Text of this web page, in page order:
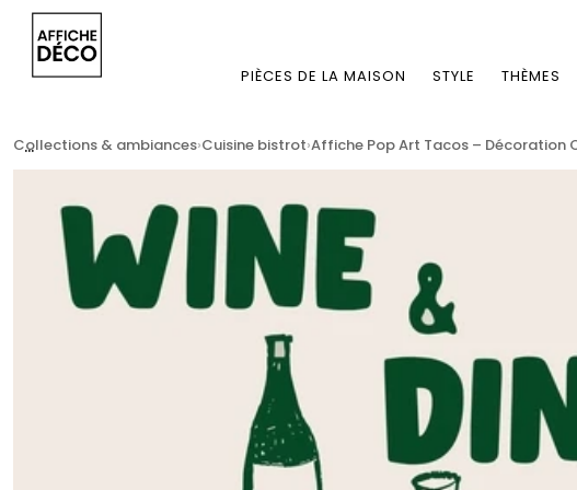
PIÈCES DE LA MAISON STYLE THÈMES
...
Collections & ambiances Cuisine bistrot Affiche Pop Art Tacos – Décoration